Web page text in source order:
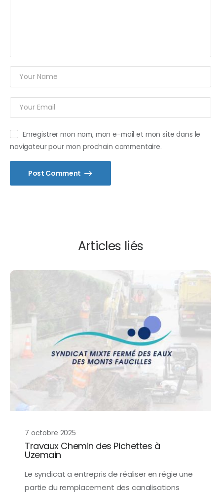
Enregistrer mon nom, mon e-mail et mon site dans le
navigateur pour mon prochain commentaire.
Post Comment
Articles liés
7 octobre 2025
Travaux Chemin des Pichettes à
Uzemain
Le syndicat a entrepris de réaliser en régie une
partie du remplacement des canalisations